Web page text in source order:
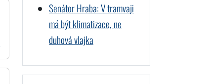
Senátor Hraba: V tramvaji
má být klimatizace, ne
duhová vlajka